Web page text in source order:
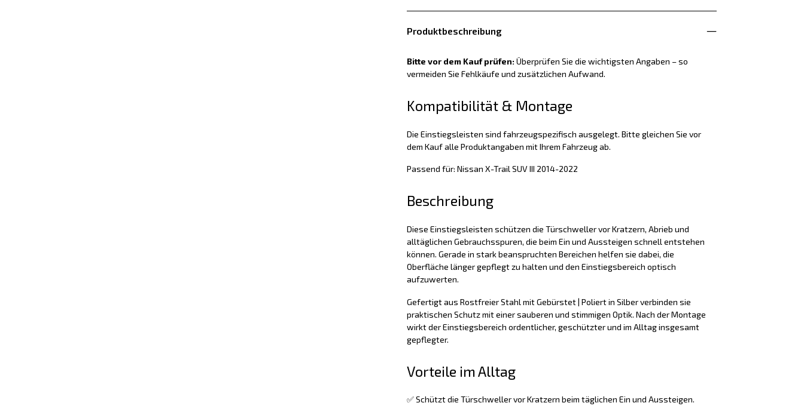
Produktbeschreibung
Bitte vor dem Kauf prüfen:Überprüfen Sie die wichtigsten Angaben – so
vermeiden Sie Fehlkäufe und zusätzlichen Aufwand.
Kompatibilität & Montage
Die Einstiegsleisten sind fahrzeugspezifisch ausgelegt. Bitte gleichen Sie vor
dem Kauf alle Produktangaben mit Ihrem Fahrzeug ab.
Passend für: Nissan X-Trail SUV III 2014-2022
Beschreibung
Diese Einstiegsleisten schützen die Türschweller vor Kratzern, Abrieb und
alltäglichen Gebrauchsspuren, die beim Ein und Aussteigen schnell entstehen
können. Gerade in stark beanspruchten Bereichen helfen sie dabei, die
Oberfläche länger gepflegt zu halten und den Einstiegsbereich optisch
aufzuwerten.
Gefertigt aus Rostfreier Stahl mit Gebürstet | Poliert in Silber verbinden sie
praktischen Schutz mit einer sauberen und stimmigen Optik. Nach der Montage
wirkt der Einstiegsbereich ordentlicher, geschützter und im Alltag insgesamt
gepflegter.
Vorteile im Alltag
✅ Schützt die Türschweller vor Kratzern beim täglichen Ein und Aussteigen.